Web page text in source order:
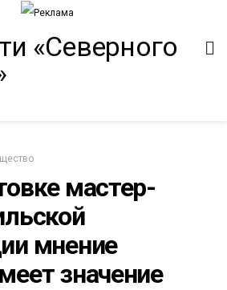
мастер-
мнение
значение